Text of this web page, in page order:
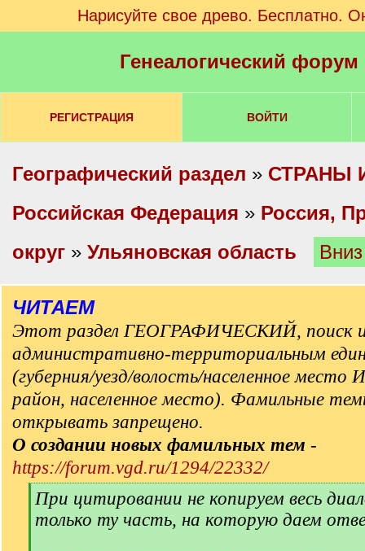
Нарисуйте свое древо. Бесплатно.
Генеалогический
РЕГИСТРАЦИЯ ВОЙТИ
Географический раздел » СТРАНЫ
Российская Федерация » Россия,
округ » Ульяновская область
ЧИТАЕМ
Этот раздел ГЕОГРАФИЧЕСКИЙ, поиск
административно-территориальным
(губерния/уезд/волость/населенное
район, населенное место). Фамильные
открывать запрещено.
О создании новых фамильных тем -
https://forum.vgd.ru/1294/22332/
[
q
]
При цитировании не копируем весь
только ту часть, на которую даем